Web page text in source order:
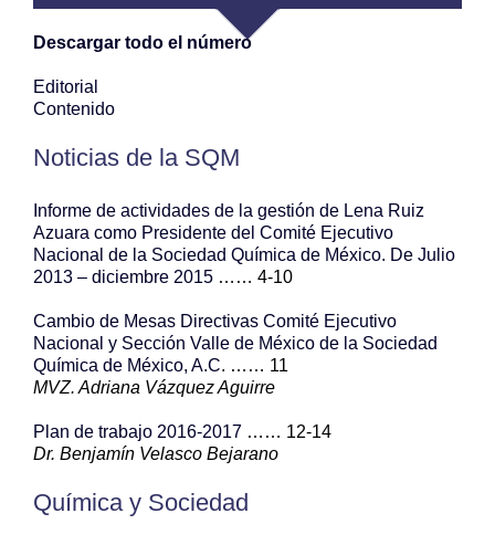
Descargar todo el número
Editorial
Contenido
Noticias de la SQM
Informe de actividades de la gestión de Lena Ruiz
Azuara como Presidente del Comité Ejecutivo
Nacional de la Sociedad Química de México. De Julio
2013 – diciembre 2015 …… 4-10
Cambio de Mesas Directivas Comité Ejecutivo
Nacional y Sección Valle de México de la Sociedad
Química de México, A.C. …… 11
MVZ. Adriana Vázquez Aguirre
Plan de trabajo 2016-2017 …… 12-14
Dr. Benjamín Velasco Bejarano
Química y Sociedad